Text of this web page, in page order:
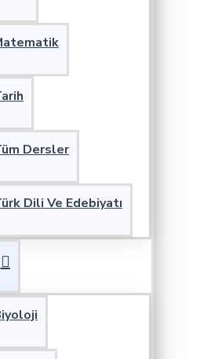
Dersler
Dili Ve Edebiyatı